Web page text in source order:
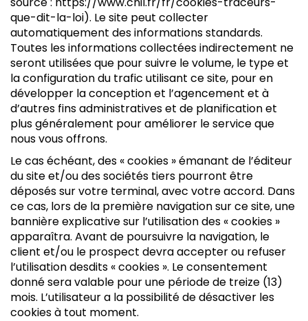
que-dit-la-loi). Le site peut collecter
automatiquement des informations standards.
Toutes les informations collectées indirectement ne
seront utilisées que pour suivre le volume, le type et
la configuration du trafic utilisant ce site, pour en
développer la conception et l’agencement et à
d’autres fins administratives et de planification et
plus généralement pour améliorer le service que
nous vous offrons.
Le cas échéant, des « cookies » émanant de l’éditeur
du site et/ou des sociétés tiers pourront être
déposés sur votre terminal, avec votre accord. Dans
ce cas, lors de la première navigation sur ce site, une
bannière explicative sur l’utilisation des « cookies »
apparaîtra. Avant de poursuivre la navigation, le
client et/ou le prospect devra accepter ou refuser
l’utilisation desdits « cookies ». Le consentement
donné sera valable pour une période de treize (13)
mois. L’utilisateur a la possibilité de désactiver les
cookies à tout moment.